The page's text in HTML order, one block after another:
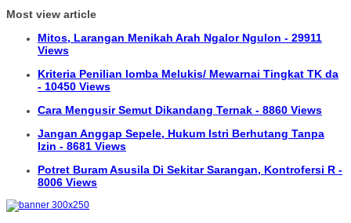
Most view article
Mitos, Larangan Menikah Arah Ngalor Ngulon - 29911
Views
Kriteria Penilian lomba Melukis/ Mewarnai Tingkat TK da
- 10450 Views
Cara Mengusir Semut Dikandang Ternak - 8860 Views
Jangan Anggap Sepele, Hukum Istri Berhutang Tanpa
Izin - 8681 Views
Potret Buram Asusila Di Sekitar Sarangan, Kontrofersi R -
8006 Views